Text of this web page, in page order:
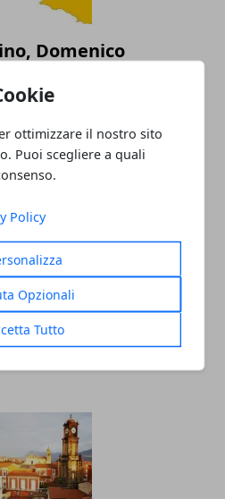
ottimizzare il nostro sito
Puoi scegliere a quali
Policy
Opzionali
Tutto
Domenico
sull'Avvocato Pizza